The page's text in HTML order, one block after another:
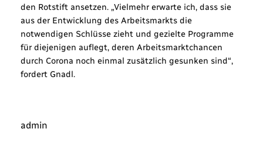
den Rotstift ansetzen. „Vielmehr erwarte ich, dass sie
aus der Entwicklung des Arbeitsmarkts die
notwendigen Schlüsse zieht und gezielte Programme
für diejenigen auflegt, deren Arbeitsmarktchancen
durch Corona noch einmal zusätzlich gesunken sind“,
fordert Gnadl.
admin